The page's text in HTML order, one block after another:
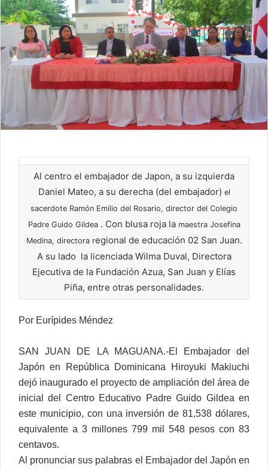
Al centro el embajador de Japon, a su izquierda
Daniel Mateo, a su derecha (del embajador) el
sacerdote Ramón Emilio del Rosario, director del Colegio
Padre Guido Gildea. Con blusa roja la maestra Josefina
Medina, directora regional de educación 02 San Juan.
A su lado la licenciada Wilma Duval, Directora
Ejecutiva de la Fundación Azua, San Juan y Elías
Piña, entre otras personalidades.
Por Eurípides Méndez
SAN JUAN DE LA MAGUANA.-El Embajador del
Japón en República Dominicana Hiroyuki Makiuchi
dejó inaugurado el proyecto de ampliación del área de
inicial del Centro Educativo Padre Guido Gildea en
este municipio, con una inversión de 81,538 dólares,
equivalente a 3 millones 799 mil 548 pesos con 83
centavos.
Al pronunciar sus palabras el Embajador del Japón en